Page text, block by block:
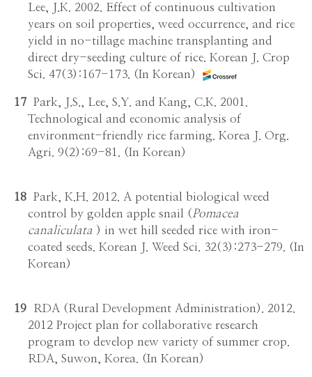
Lee, J.K. 2002. Effect of continuous cultivation
years on soil properties, weed occurrence, and rice
yield in no-tillage machine transplanting and
direct dry-seeding culture of rice. Korean J. Crop
Sci. 47(3):167-173. (In Korean)
17 Park, J.S., Lee, S.Y. and Kang, C.K. 2001.
Technological and economic analysis of
environment-friendly rice farming. Korea J. Org.
Agri. 9(2):69-81. (In Korean)
18 Park, K.H. 2012. A potential biological weed
control by golden apple snail ( Pomacea
canaliculata ) in wet hill seeded rice with iron-
coated seeds. Korean J. Weed Sci. 32(3):273-279. (In
Korean)
19
RDA (Rural Development Administration). 2012.
2012 Project plan for collaborative research
program to develop new variety of summer crop.
RDA, Suwon, Korea. (In Korean)